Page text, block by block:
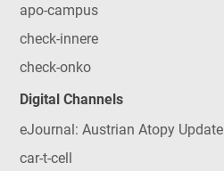
apo-campus
check-innere
check-onko
Digital Channels
eJournal: Austrian Atopy Update
car-t-cell